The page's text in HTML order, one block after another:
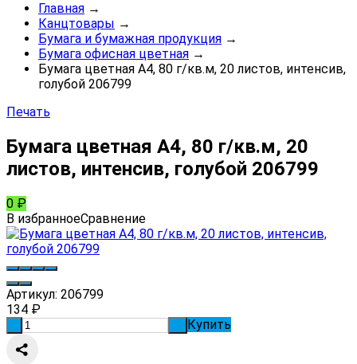
Главная →
Канцтовары →
Бумага и бумажная продукция →
Бумага офисная цветная →
Бумага цветная А4, 80 г/кв.м, 20 листов, интенсив,
голубой 206799
Печать
Бумага цветная А4, 80 г/кв.м, 20
листов, интенсив, голубой 206799
0 ₽
В избранноеСравнение
Артикул: 206799
134 ₽
Купить